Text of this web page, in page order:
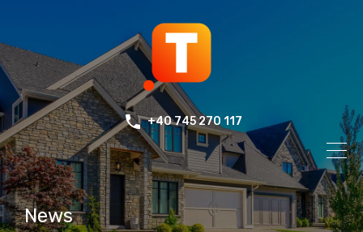
+40 745 270 117
News